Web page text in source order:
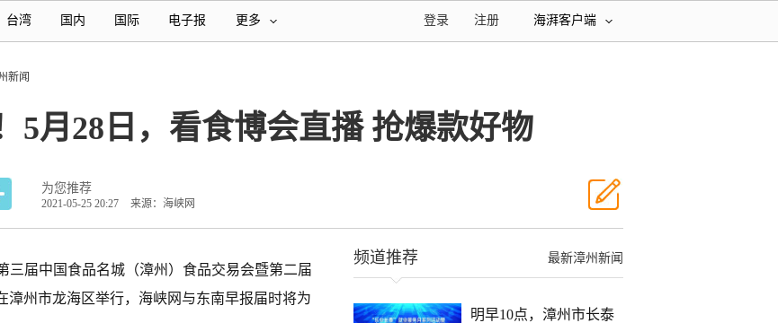
台湾 国内 国际 电子报 更多 海湃客户端
注册
登录
新闻
5月28日，看食博会直播 抢爆款好物
为您推荐
2021-05-25 20:27 来源：海峡网
三届中国食品名城（漳州）食品交易会暨第二届
漳州市龙海区举行，海峡网与东南早报届时将为
最新漳州新闻
频道推荐
明早10点，漳州市长泰